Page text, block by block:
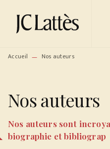
MENU RECHERCHE
PIED DE PAGE
Accueil — Nos auteurs
Nos auteurs
Nos auteurs sont
biographie et bibliograp